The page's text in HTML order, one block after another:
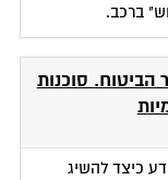
ברכב.
סוכנות
כיצד להשיג